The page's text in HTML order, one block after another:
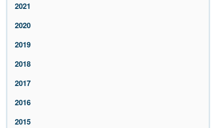
2021
2020
2019
2018
2017
2016
2015